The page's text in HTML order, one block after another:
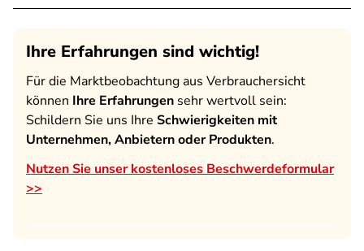
Ihre Erfahrungen sind wichtig!
Für die Marktbeobachtung aus Verbrauchersicht
können Ihre Erfahrungen sehr wertvoll sein:
Schildern Sie uns Ihre Schwierigkeiten mit
Unternehmen, Anbietern oder Produkten.
Nutzen Sie unser kostenloses Beschwerdeformular
>>